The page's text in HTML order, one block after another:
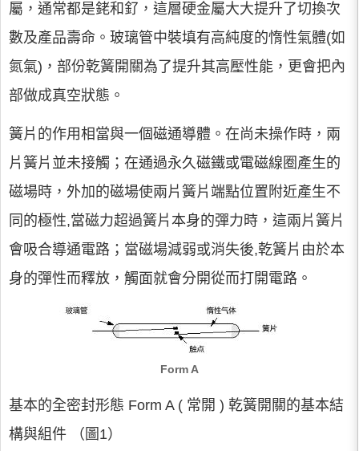
屬，通常都是銠和釕，這層硬金屬大大提升了切換次
數及產品壽命。玻璃管中裝填有高純度的惰性氣體(如
氮氣)，部份乾簧開關為了提升其高壓性能，更會把內
部做成真空狀態。
簧片的作用相當與一個磁通導體。在尚未操作時，兩
片簧片並未接觸；在通過永久磁鐵或電磁線圈產生的
磁場時，外加的磁場使兩片簧片端點位置附近產生不
同的極性,當磁力超過簧片本身的彈力時，這兩片簧片
會吸合導通電路；當磁場減弱或消失後,乾簧片由於本
身的彈性而釋放，觸面就會分開從而打開電路。
Form A
基本的全密封形態 Form A ( 常開 ) 乾簧開關的基本結
構與組件 （圖1）